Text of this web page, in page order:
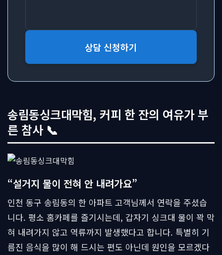
상담 신청하기
송림동싱크대막힘, 커피 한 잔의 여유가 부
른 참사 📞
“설거지 물이 전혀 안 내려가요”
인천 동구 송림동의 한 아파트 고객님께서 연락을 주셨습
니다. 평소 홈카페를 즐기시는데, 갑자기 싱크대 물이 꽉 막
혀 내려가지 않고 역류까지 발생했다고 합니다. 특별히 기
름진 음식을 많이 해 드시는 편도 아닌데 원인을 모르겠다